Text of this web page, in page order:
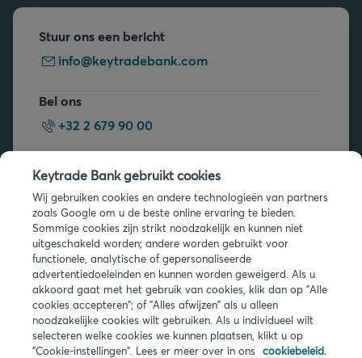
Stuur ons een bericht
info@keytradebank.com
Bel ons
+32 2 679 90 00
Veelgestelde vragen
Juridische info
Privacy
Cookies
Keytrade Bank gebruikt cookies
Wij gebruiken cookies en andere technologieën van partners
zoals Google om u de beste online ervaring te bieden.
Sommige cookies zijn strikt noodzakelijk en kunnen niet
uitgeschakeld worden; andere worden gebruikt voor
functionele, analytische of gepersonaliseerde
advertentiedoeleinden en kunnen worden geweigerd. Als u
akkoord gaat met het gebruik van cookies, klik dan op "Alle
cookies accepteren"; of "Alles afwijzen" als u alleen
noodzakelijke cookies wilt gebruiken. Als u individueel wilt
selecteren welke cookies we kunnen plaatsen, klikt u op
"Cookie-instellingen". Lees er meer over in ons cookiebeleid.